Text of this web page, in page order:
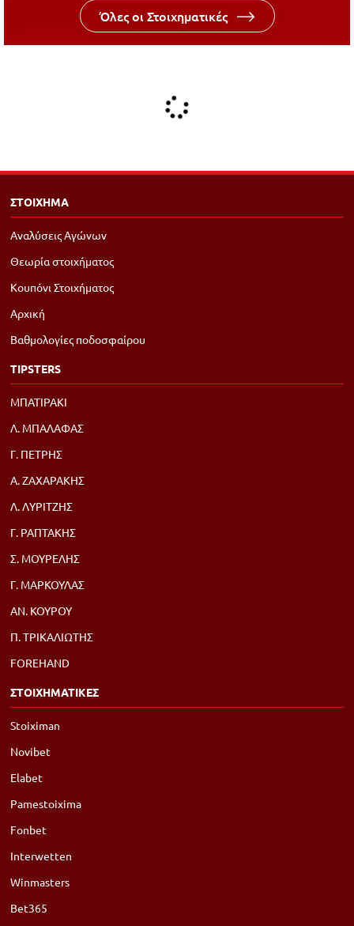
Όλες οι Στοιχηματικές
ΣΤΟΙΧΗΜΑ
Αναλύσεις Αγώνων
Θεωρία στοιχήματος
Κουπόνι Στοιχήματος
Αρχική
Βαθμολογίες ποδοσφαίρου
TIPSTERS
ΜΠΑΤΙΡΑΚΙ
Λ. ΜΠΑΛΑΦΑΣ
Γ. ΠΕΤΡΗΣ
Α. ΖΑΧΑΡΑΚΗΣ
Λ. ΛΥΡΙΤΖΗΣ
Γ. ΡΑΠΤΑΚΗΣ
Σ. ΜΟΥΡΕΛΗΣ
Γ. ΜΑΡΚΟΥΛΑΣ
ΑΝ. ΚΟΥΡΟΥ
Π. ΤΡΙΚΑΛΙΩΤΗΣ
FOREHAND
ΣΤΟΙΧΗΜΑΤΙΚΕΣ
Stoiximan
Novibet
Elabet
Pamestoixima
Fonbet
Interwetten
Winmasters
Bet365